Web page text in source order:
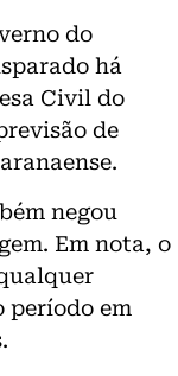
do
há
Civil do
de
negou
Em nota, o
período em